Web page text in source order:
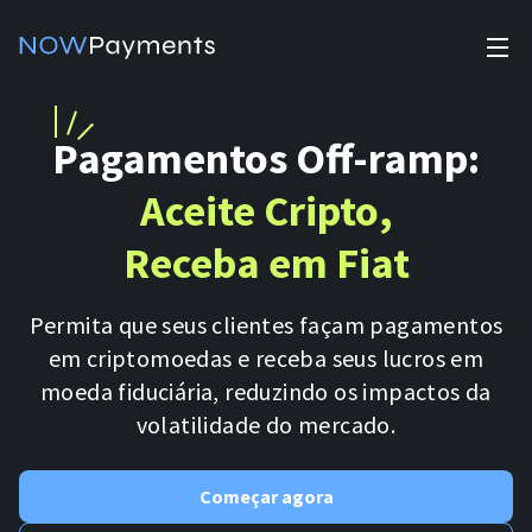
Products
Accept payments
Accept payments in crypto and fiat with multiple turnkey
Manage your funds with top security and utility.
Industry solutions
For e-commerce
For Casinos
For Gaming
For Trading Platforms
Affiliate Program
Currencies
Stablecoins
Pricing
Help
Pagamentos Off-ramp:
Aceite Cripto,
Receba em Fiat
Permita que seus clientes façam pagamentos
em criptomoedas e receba seus lucros em
moeda fiduciária, reduzindo os impactos da
volatilidade do mercado.
Começar agora